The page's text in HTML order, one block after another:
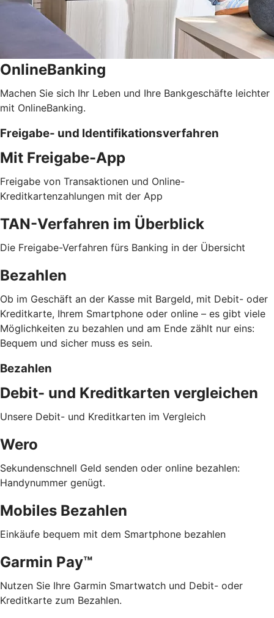
OnlineBanking
Machen Sie sich Ihr Leben und Ihre Bankgeschäfte leichter
mit OnlineBanking.
Freigabe- und Identifikationsverfahren
Mit Freigabe-App
Freigabe von Transaktionen und Online-
Kreditkartenzahlungen mit der App
TAN-Verfahren im Überblick
Die Freigabe-Verfahren fürs Banking in der Übersicht
Bezahlen
Ob im Geschäft an der Kasse mit Bargeld, mit Debit- oder
Kreditkarte, Ihrem Smartphone oder online – es gibt viele
Möglichkeiten zu bezahlen und am Ende zählt nur eins:
Bequem und sicher muss es sein.
Bezahlen
Debit- und Kreditkarten vergleichen
Unsere Debit- und Kreditkarten im Vergleich
Wero
Sekundenschnell Geld senden oder online bezahlen:
Handynummer genügt.
Mobiles Bezahlen
Einkäufe bequem mit dem Smartphone bezahlen
Garmin Pay™
Nutzen Sie Ihre Garmin Smartwatch und Debit- oder
Kreditkarte zum Bezahlen.